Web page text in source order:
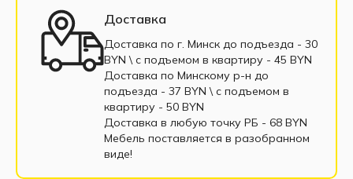
Доставка
Доставка по г. Минск до подъезда - 30
BYN \ c подъемом в квартиру - 45 BYN
Доставка по Минскому р-н до
подъезда - 37 BYN \ c подъемом в
квартиру - 50 BYN
Доставка в любую точку РБ - 68 BYN
Мебель поставляется в разобранном
виде!